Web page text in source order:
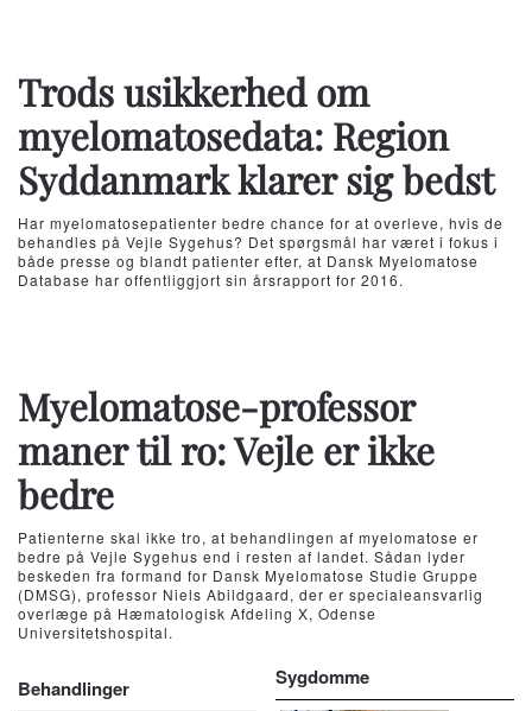
Trods usikkerhed om
myelomatosedata: Region
Syddanmark klarer sig bedst
Har myelomatosepatienter bedre chance for at overleve, hvis de
behandles på Vejle Sygehus? Det spørgsmål har været i fokus i
både presse og blandt patienter efter, at Dansk Myelomatose
Database har offentliggjort sin årsrapport for 2016.
Myelomatose-professor
maner til ro: Vejle er ikke
bedre
Patienterne skal ikke tro, at behandlingen af myelomatose er
bedre på Vejle Sygehus end i resten af landet. Sådan lyder
beskeden fra formand for Dansk Myelomatose Studie Gruppe
(DMSG), professor Niels Abildgaard, der er specialeansvarlig
overlæge på Hæmatologisk Afdeling X, Odense
Universitetshospital.
Behandlinger Sygdomme